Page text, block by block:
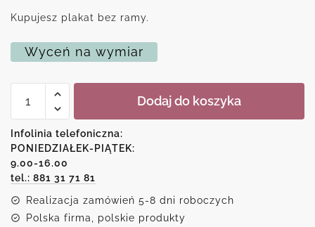
Kupujesz plakat bez ramy.
Wyceń na wymiar
Plakat
i
imieniem
dziecka
Dodaj do koszyka
Infolinia telefoniczna:
PONIEDZIAŁEK-PIĄTEK:
9.00-16.00
tel.: 881 31 71 81
Realizacja zamówień 5-8 dni roboczych
Polska firma, polskie produkty